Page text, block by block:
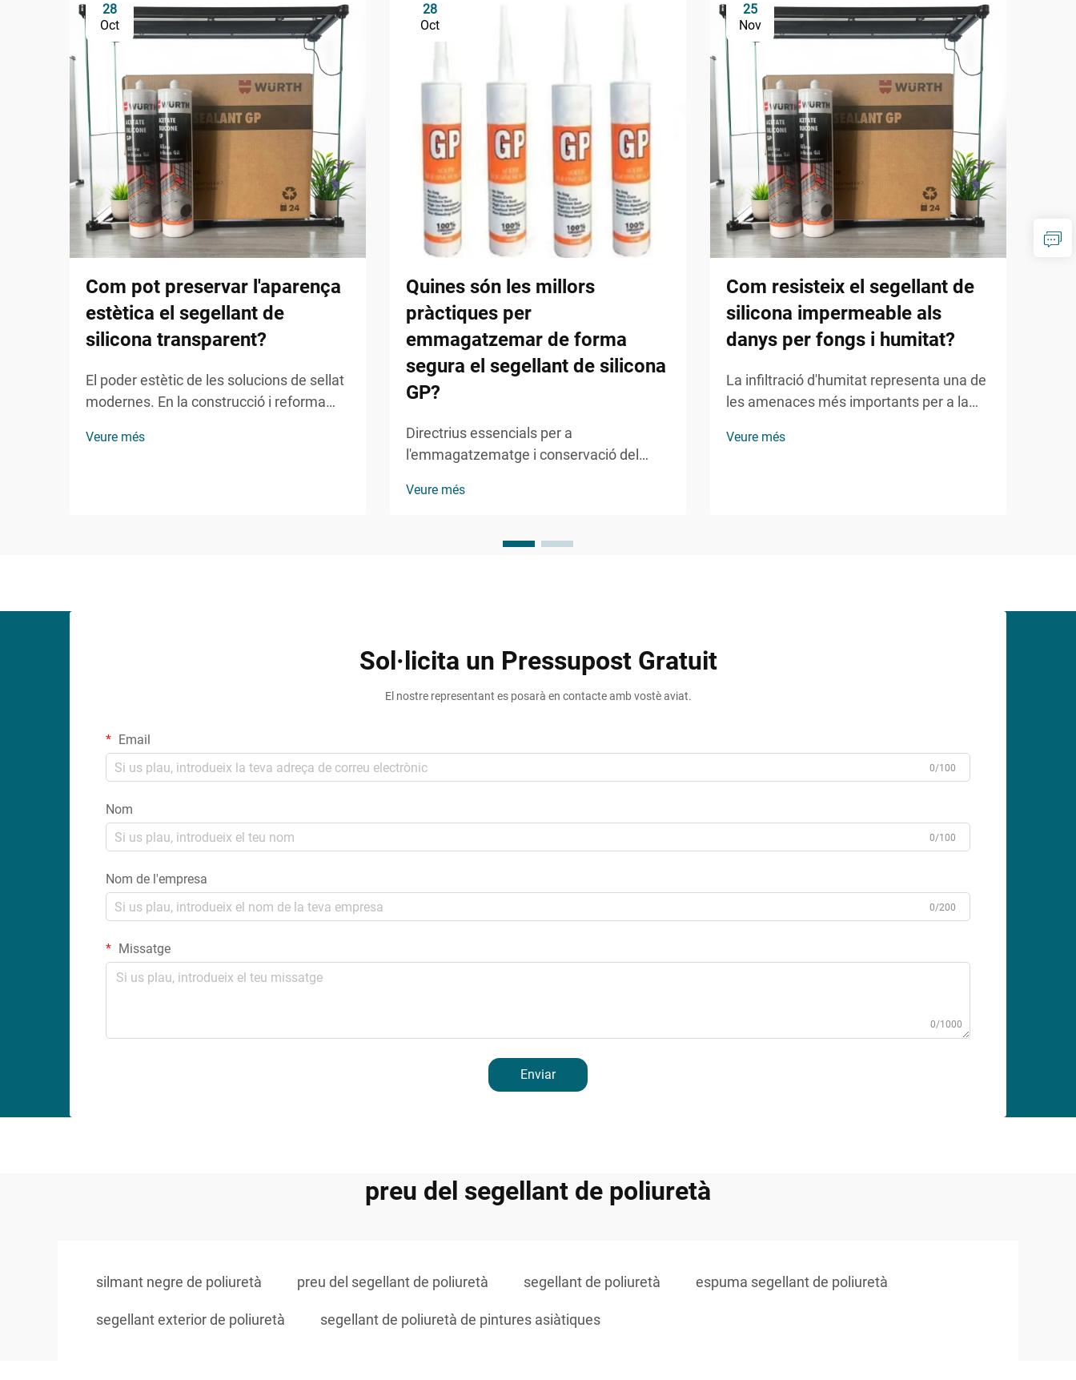
28
Oct
Com pot preservar l'aparença
estètica el segellant de
silicona transparent?
El poder estètic de les solucions de sellat
modernes. En la construcció i reforma
l'atractiu visual mentre s'assegura la
Veure més
28
Oct
Quines són les millors
pràctiques per
emmagatzemar de forma
segura el segellant de silicona
GP?
Directrius essencials per a
l'emmagatzematge i conservació del
silicona GP s'ha convertit en un producte
construcció, reforma domèstica i
Veure més
25
Nov
Com resisteix el segellant de
silicona impermeable als
danys per fongs i humitat?
La infiltració d'humitat representa una de
les amenaces més importants per a la
estructurals, riscos per a la salut i
Veure més
Sol·licita un Pressupost Gratuit
El nostre representant es posarà en contacte amb vostè aviat.
Email
0/100
Nom
0/100
Nom de l'empresa
0/200
Missatge
0/1000
Enviar
preu del segellant de poliuretà
silmant negre de poliuretà preu del segellant de poliuretà segellant de poliuretà espuma segellant de poliuretà
segellant exterior de poliuretà segellant de poliuretà de pintures asiàtiques